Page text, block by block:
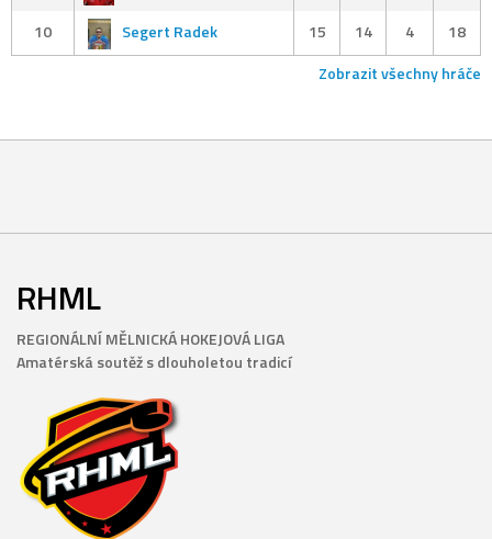
10
Segert Radek 15 14 4
18
Zobrazit všechny hráče
RHML
REGIONÁLNÍ MĚLNICKÁ HOKEJOVÁ LIGA
Amatérská soutěž s dlouholetou tradicí